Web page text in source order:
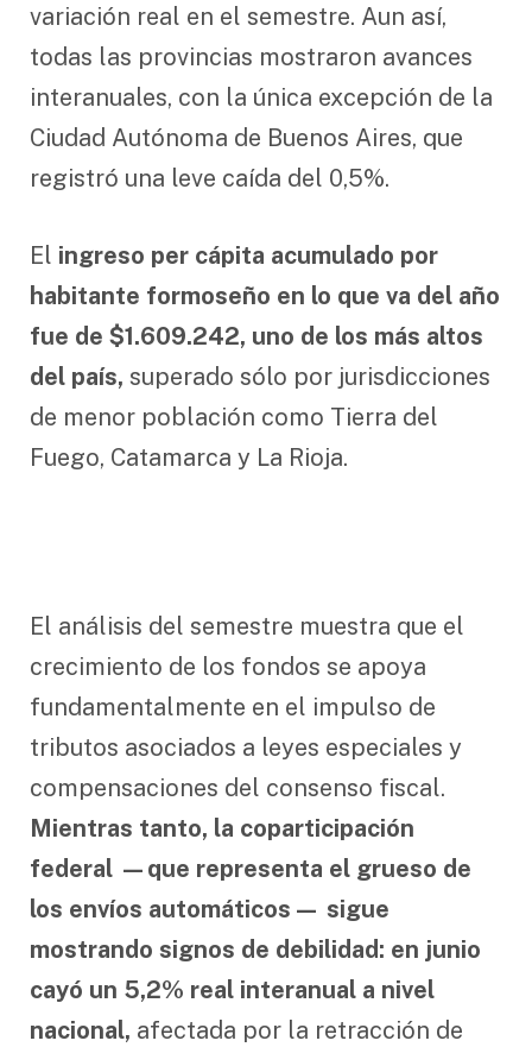
variación real en el semestre. Aun así,
todas las provincias mostraron avances
interanuales, con la única excepción de la
Ciudad Autónoma de Buenos Aires, que
registró una leve caída del 0,5%.
El ingreso per cápita acumulado por
habitante formoseño en lo que va del año
fue de $1.609.242, uno de los más altos
del país, superado sólo por jurisdicciones
de menor población como Tierra del
Fuego, Catamarca y La Rioja.
El análisis del semestre muestra que el
crecimiento de los fondos se apoya
fundamentalmente en el impulso de
tributos asociados a leyes especiales y
compensaciones del consenso fiscal.
Mientras tanto, la coparticipación
federal —que representa el grueso de
los envíos automáticos— sigue
mostrando signos de debilidad: en junio
cayó un 5,2% real interanual a nivel
nacional, afectada por la retracción de